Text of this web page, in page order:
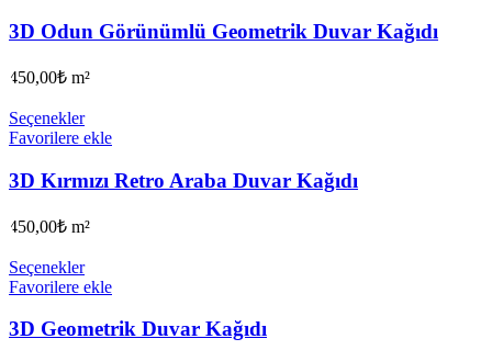
3D Odun Görünümlü Geometrik Duvar Kağıdı
450,00₺ m²
Seçenekler
Favorilere ekle
3D Kırmızı Retro Araba Duvar Kağıdı
450,00₺ m²
Seçenekler
Favorilere ekle
3D Geometrik Duvar Kağıdı